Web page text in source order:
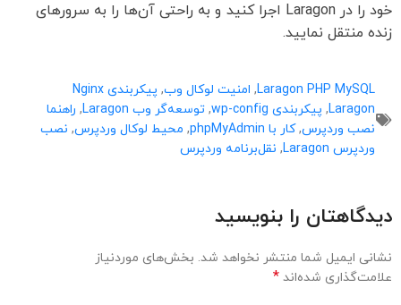
خود را در Laragon اجرا کنید و به راحتی آن‌ها را به سرورهای
زنده منتقل نمایید.
Laragon PHP MySQL
, امنیت لوکال وب,
پیکربندی Nginx
Laragon
, پیکربندی wp-config , توسعه‌گر وب Laragon , راهنما
نصب وردپرس,کار با phpMyAdmin , محیط لوکال وردپرس, نصب
وردپرس Laragon
, نقل‌برنامه وردپرس
دیدگاهتان را بنویسید
نشانی ایمیل شما منتشر نخواهد شد. بخش‌های موردنیاز
علامت‌گذاری شده‌اند *